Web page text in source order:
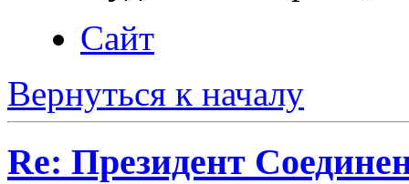
Сайт
Вернуться к началу
Re: Президент